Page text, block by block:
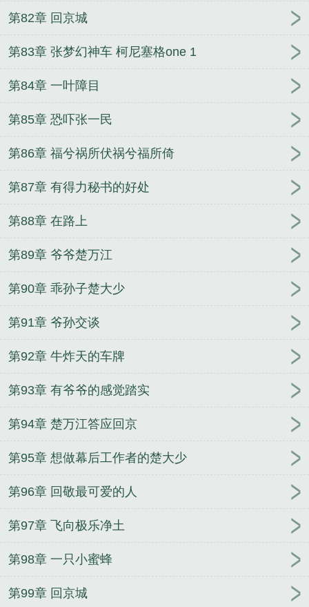
第82章 回京城
第83章 张梦幻神车 柯尼塞格one 1
第84章 一叶障目
第85章 恐吓张一民
第86章 福兮祸所伏祸兮福所倚
第87章 有得力秘书的好处
第88章 在路上
第89章 爷爷楚万江
第90章 乖孙子楚大少
第91章 爷孙交谈
第92章 牛炸天的车牌
第93章 有爷爷的感觉踏实
第94章 楚万江答应回京
第95章 想做幕后工作者的楚大少
第96章 回敬最可爱的人
第97章 飞向极乐净土
第98章 一只小蜜蜂
第99章 回京城